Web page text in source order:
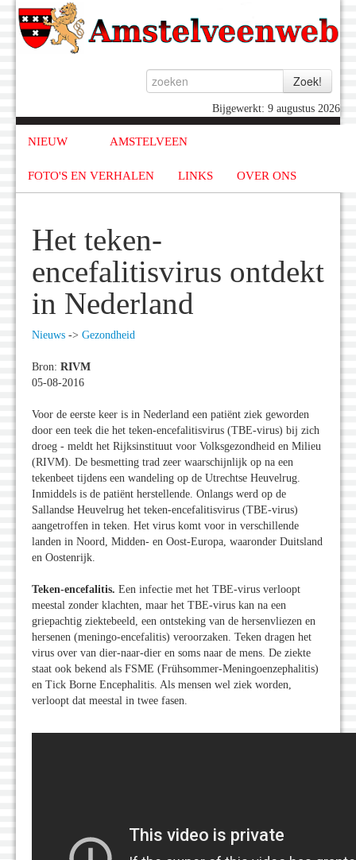
Bijgewerkt: 9 augustus 2026
NIEUW AMSTELVEEN
FOTO'S EN VERHALEN LINKS OVER ONS
Het teken-
encefalitisvirus ontdekt
in Nederland
Nieuws -> Gezondheid
Bron: RIVM
05-08-2016
Voor de eerste keer is in Nederland een patiënt ziek geworden
door een teek die het teken-encefalitisvirus (TBE-virus) bij zich
droeg - meldt het Rijksinstituut voor Volksgezondheid en Milieu
(RIVM). De besmetting trad zeer waarschijnlijk op na een
tekenbeet tijdens een wandeling op de Utrechtse Heuvelrug.
Inmiddels is de patiënt herstellende. Onlangs werd op de
Sallandse Heuvelrug het teken-encefalitisvirus (TBE-virus)
aangetroffen in teken. Het virus komt voor in verschillende
landen in Noord, Midden- en Oost-Europa, waaronder Duitsland
en Oostenrijk.
Teken-encefalitis. Een infectie met het TBE-virus verloopt
meestal zonder klachten, maar het TBE-virus kan na een
griepachtig ziektebeeld, een ontsteking van de hersenvliezen en
hersenen (meningo-encefalitis) veroorzaken. Teken dragen het
virus over van dier-naar-dier en soms naar de mens. De ziekte
staat ook bekend als FSME (Frühsommer-Meningoenzephalitis)
en Tick Borne Encephalitis. Als mensen wel ziek worden,
verloopt dat meestal in twee fasen.